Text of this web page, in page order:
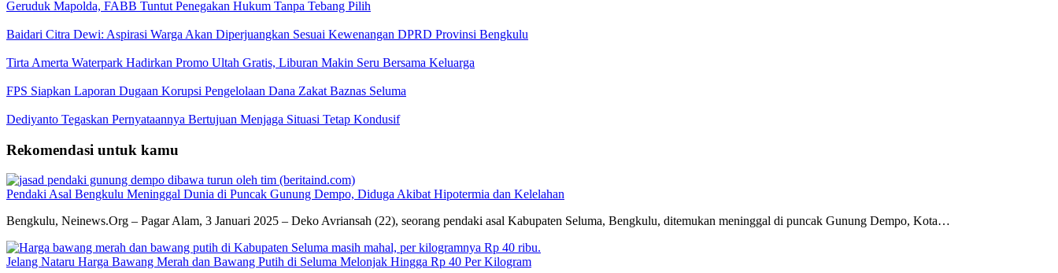
Geruduk Mapolda, FABB Tuntut Penegakan Hukum Tanpa Tebang Pilih
Baidari Citra Dewi: Aspirasi Warga Akan Diperjuangkan Sesuai Kewenangan DPRD Provinsi Bengkulu
Tirta Amerta Waterpark Hadirkan Promo Ultah Gratis, Liburan Makin Seru Bersama Keluarga
FPS Siapkan Laporan Dugaan Korupsi Pengelolaan Dana Zakat Baznas Seluma
Dediyanto Tegaskan Pernyataannya Bertujuan Menjaga Situasi Tetap Kondusif
Rekomendasi untuk kamu
Pendaki Asal Bengkulu Meninggal Dunia di Puncak Gunung Dempo, Diduga Akibat Hipotermia dan Kelelahan
Bengkulu, Neinews.Org – Pagar Alam, 3 Januari 2025 – Deko Avriansah (22), seorang pendaki asal Kabupaten Seluma, Bengkulu, ditemukan meninggal di puncak Gunung Dempo, Kota…
Jelang Nataru Harga Bawang Merah dan Bawang Putih di Seluma Melonjak Hingga Rp 40 Per Kilogram